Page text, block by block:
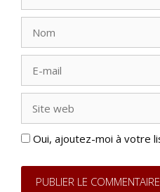
mail
web
Oui, ajoutez-moi à votre